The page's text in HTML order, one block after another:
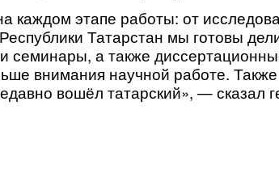
каждом этапе работы: от
Татарстан мы готовы
а также
внимания научной работе.
вошёл татарский», —